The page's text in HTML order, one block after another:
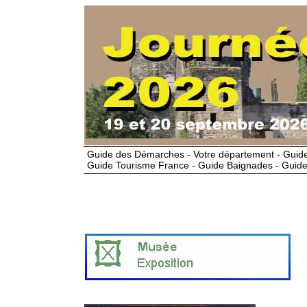
Guide des Démarches - Votre département -
Guide Tourisme France - Guide Baignades -